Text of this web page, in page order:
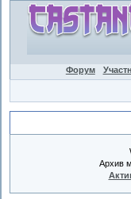
Форум
Архив